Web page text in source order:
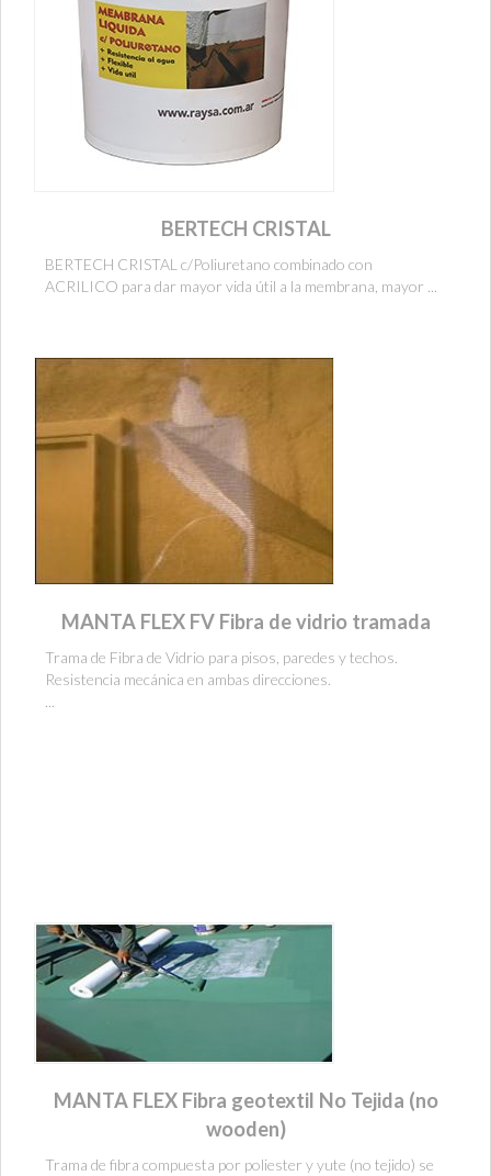
BERTECH CRISTAL
BERTECH CRISTAL c/Poliuretano combinado con
ACRILICO para dar mayor vida útil a la membrana, mayor ...
MANTA FLEX FV Fibra de vidrio tramada
Trama de Fibra de Vidrio para pisos, paredes y techos.
Resistencia mecánica en ambas direcciones.
MANTA FLEX Fibra geotextil No Tejida (no
wooden)
Trama de fibra compuesta por poliester y yute (no tejido) se